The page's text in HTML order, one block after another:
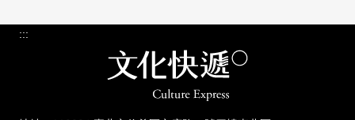
:::